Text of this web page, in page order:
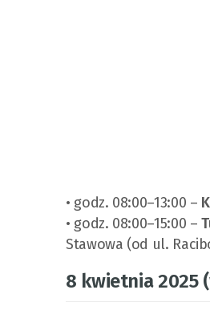
• godz. 08:00–13:00 –
• godz. 08:00–15:00 –
Stawowa (od ul.
8 kwietnia 2025